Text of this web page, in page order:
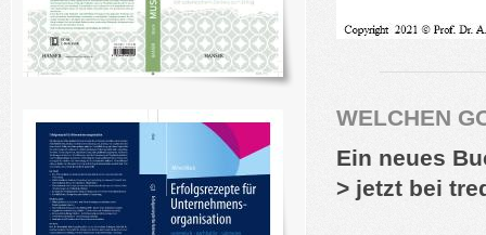
WELCHEN
Ein neues
> jetzt bei